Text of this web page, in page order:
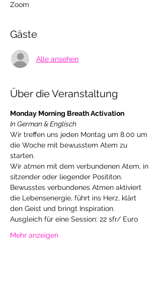
Zoom
Gäste
Alle ansehen
Über die Veranstaltung
Monday Morning Breath Activation
In German & Englisch
Wir treffen uns jeden Montag um 8.00 um
die Woche mit bewusstem Atem zu
starten.
Wir atmen mit dem verbundenen Atem, in
sitzender oder liegender Posititon.
Bewusstes verbundenes Atmen aktiviert
die Lebensenergie, führt ins Herz, klärt
den Geist und bringt Inspiration.
Ausgleich für eine Session: 22 sfr/ Euro
Mehr anzeigen